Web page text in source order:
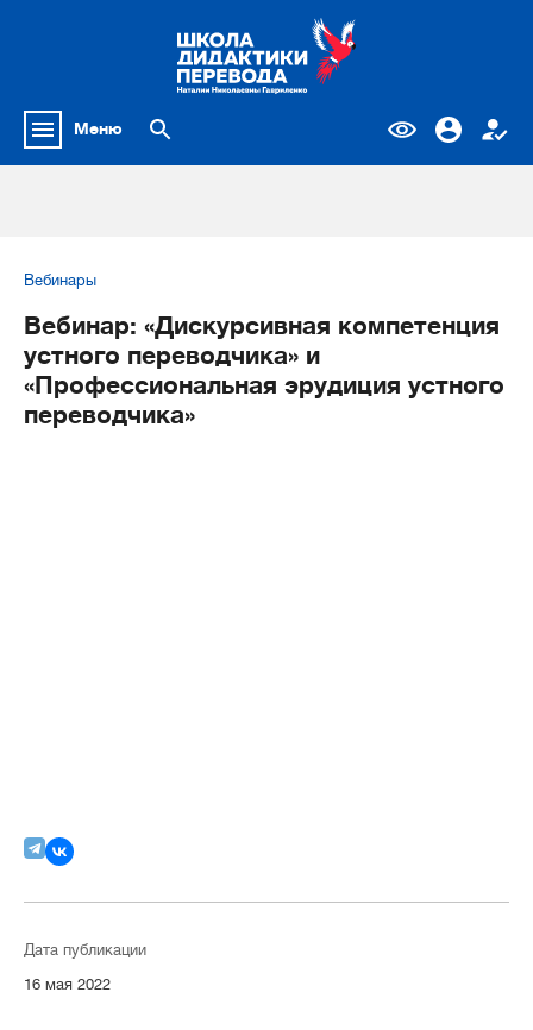
Меню
Вебинары
Вебинар: «Дискурсивная компетенция
устного переводчика» и
«Профессиональная эрудиция устного
переводчика»
Дата публикации
16 мая 2022